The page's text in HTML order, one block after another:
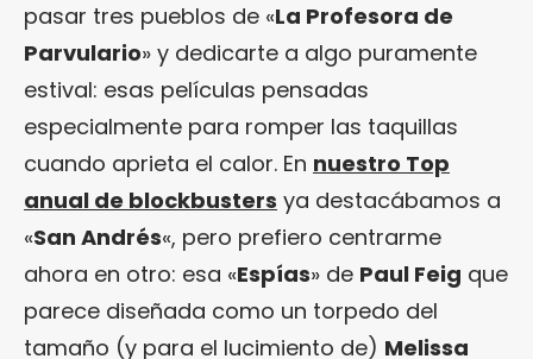
pasar tres pueblos de «La Profesora de
Parvulario» y dedicarte a algo puramente
estival: esas películas pensadas
especialmente para romper las taquillas
cuando aprieta el calor. En nuestro Top
anual de blockbusters ya destacábamos a
«San Andrés«, pero prefiero centrarme
ahora en otro: esa «Espías» de Paul Feig que
parece diseñada como un torpedo del
tamaño (y para el lucimiento de) Melissa